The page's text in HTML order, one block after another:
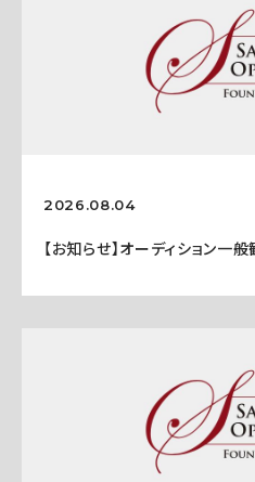
2026.08.04
【お知らせ】オーディション一